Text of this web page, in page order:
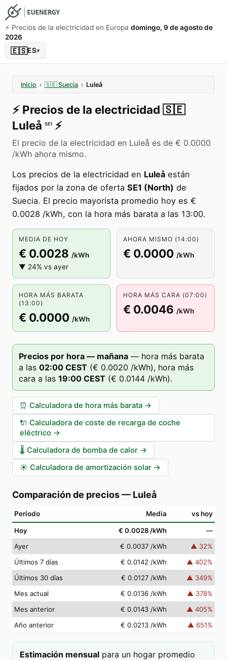
⚡️ Precios de la electricidad en Europa domingo, 9 de agosto de
2026
🇪🇸ES▾
Inicio › 🇸🇪 Suecia › Luleå
⚡️ Precios de la electricidad 🇸🇪
Luleå SE1 ⚡️
El precio de la electricidad en Luleå es de € 0.0000
/kWh ahora mismo.
Los precios de la electricidad en Luleå están
fijados por la zona de oferta SE1 (North) de
Suecia. El precio mayorista promedio hoy es €
0.0028 /kWh, con la hora más barata a las 13:00.
MEDIA DE HOY
€ 0.0028 /kWh
▼ 24% vs ayer
AHORA MISMO (14:00)
€ 0.0000 /kWh
HORA MÁS BARATA
(13:00)
€ 0.0000 /kWh
HORA MÁS CARA (07:00)
€ 0.0046 /kWh
Precios por hora — mañana — hora más barata
a las 02:00 CEST (€ 0.0020 /kWh), hora más
cara a las 19:00 CEST (€ 0.0144 /kWh).
⏰ Calculadora de hora más barata →
🔌 Calculadora de coste de recarga de coche
eléctrico →
🌡️ Calculadora de bomba de calor →
☀️ Calculadora de amortización solar →
Comparación de precios— Luleå
Período Media vs hoy
Hoy € 0.0028 /kWh
—
Ayer
€ 0.0037 /kWh ▲ 32%
Últimos 7 días
€ 0.0142 /kWh ▲ 402%
Últimos 30 días
€ 0.0127 /kWh ▲ 349%
Mes actual
€ 0.0136 /kWh ▲ 378%
Mes anterior
€ 0.0143 /kWh ▲ 405%
Año anterior
€ 0.0213 /kWh ▲ 651%
Estimación mensual para un hogar promedio